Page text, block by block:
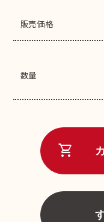
販売価格
数量
shopping_cart